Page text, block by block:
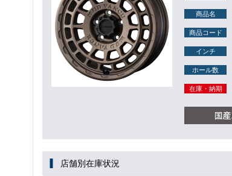
商品名
商品コード
インチ
ホール数
在庫・納期
店舗別在庫状況